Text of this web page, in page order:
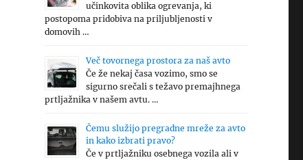
učinkovita oblika ogrevanja, ki
postopoma pridobiva na priljubljenosti v
domovih …
Več tovornega prostora za naš avto
Če že nekaj časa vozimo, smo se
sigurno srečali s težavo premajhnega
prtljažnika v našem avtu. …
Čemu služijo pregradne mreže za avto
in kako izbrati pravo?
Če v prtljažniku osebnega vozila ali v